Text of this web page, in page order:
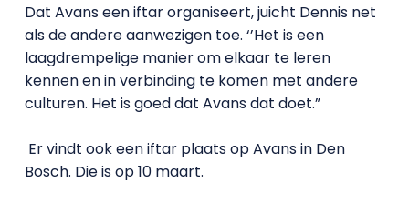
Dat Avans een iftar organiseert, juicht Dennis net
als de andere aanwezigen toe. ‘’Het is een
laagdrempelige manier om elkaar te leren
kennen en in verbinding te komen met andere
culturen. Het is goed dat Avans dat doet.”
Er vindt ook een iftar plaats op Avans in Den
Bosch. Die is op 10 maart.